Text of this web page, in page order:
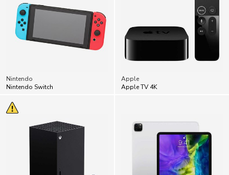
Nintendo
Nintendo Switch
Apple
Apple TV 4K